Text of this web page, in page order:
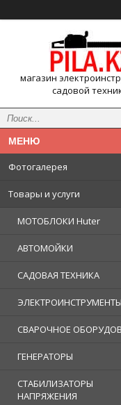
магазин
садовой
Фотогалерея
Товары и услуги
МОТОБЛОКИ Huter
АВТОМОЙКИ
САДОВАЯ ТЕХНИКА
ЭЛЕКТРОИНСТРУМЕНТЫ
СВАРОЧНОЕ
ГЕНЕРАТОРЫ
СТАБИЛИЗАТОРЫ
НАПРЯЖЕНИЯ